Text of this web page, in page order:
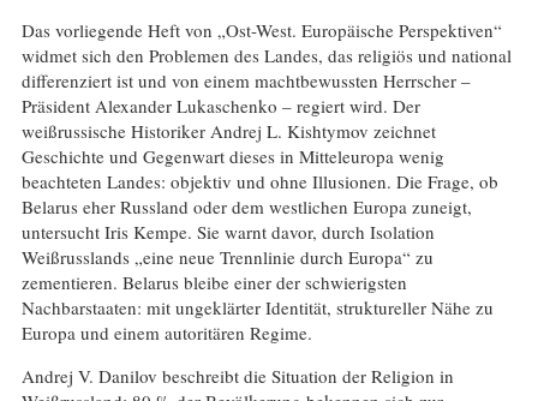
Das vorliegende Heft von „Ost-West. Europäische Perspektiven“
widmet sich den Problemen des Landes, das religiös und national
differenziert ist und von einem machtbewussten Herrscher –
Präsident Alexander Lukaschenko – regiert wird. Der
weißrussische Historiker Andrej L. Kishtymov zeichnet
Geschichte und Gegenwart dieses in Mitteleuropa wenig
beachteten Landes: objektiv und ohne Illusionen. Die Frage, ob
Belarus eher Russland oder dem westlichen Europa zuneigt,
untersucht Iris Kempe. Sie warnt davor, durch Isolation
Weißrusslands „eine neue Trennlinie durch Europa“ zu
zementieren. Belarus bleibe einer der schwierigsten
Nachbarstaaten: mit ungeklärter Identität, struktureller Nähe zu
Europa und einem autoritären Regime.
Andrej V. Danilov beschreibt die Situation der Religion in